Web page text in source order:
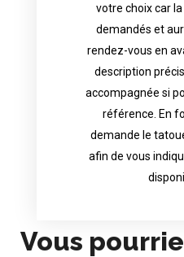
votre choix car
demandés et
rendez-vous en
description
accompagnée si
référence. En
demande le
afin de vous
Contact directly
choice because
appointments in
accurate
possible
images.
tattoo artist will
Vous